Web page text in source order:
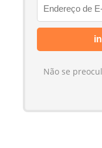
Não se